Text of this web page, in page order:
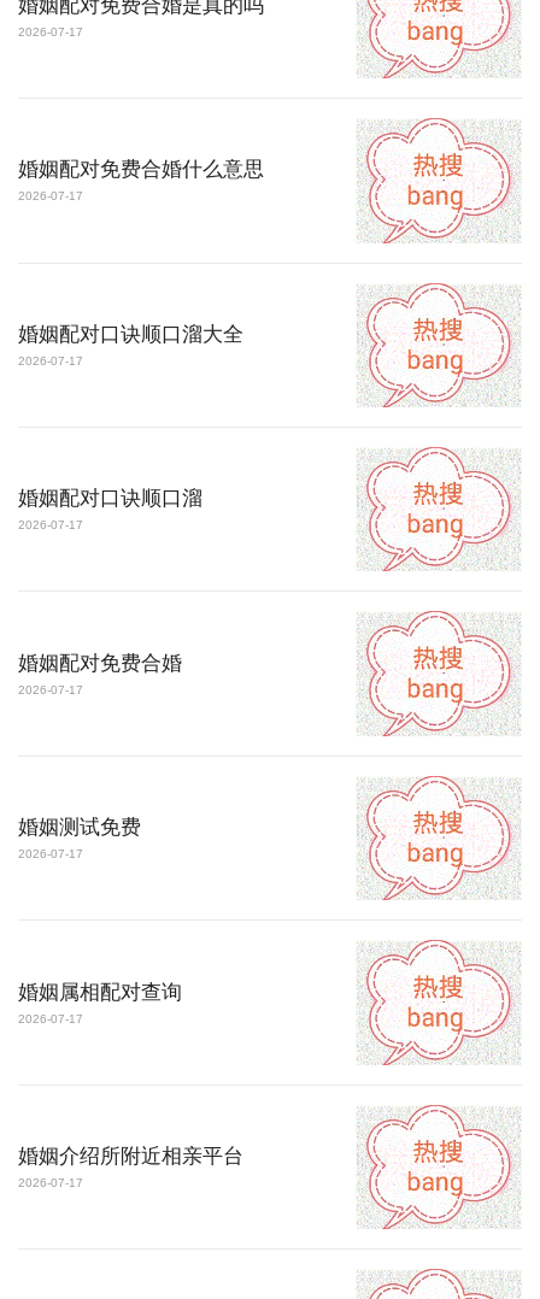
婚姻配对免费合婚是真的吗
2026-07-17
婚姻配对免费合婚什么意思
2026-07-17
婚姻配对口诀顺口溜大全
2026-07-17
婚姻配对口诀顺口溜
2026-07-17
婚姻配对免费合婚
2026-07-17
婚姻测试免费
2026-07-17
婚姻属相配对查询
2026-07-17
婚姻介绍所附近相亲平台
2026-07-17